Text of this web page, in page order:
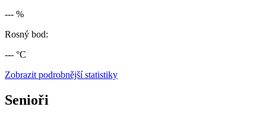
--- %
Rosný bod:
--- °C
Zobrazit podrobnější statistiky
Senioři